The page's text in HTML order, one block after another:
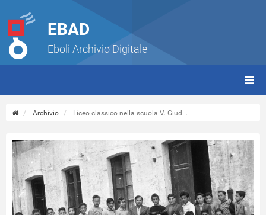
EBAD
Eboli Archivio Digitale
Archivio Liceo classico nella scuola V. Giud...